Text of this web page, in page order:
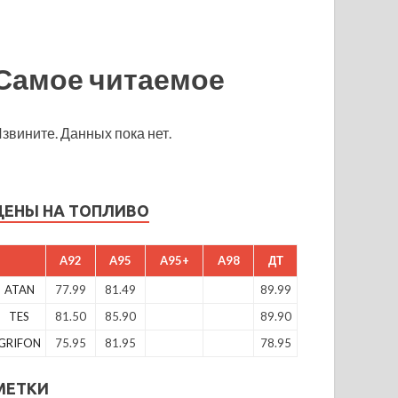
читаемое
Данных пока нет.
НА ТОПЛИВО
A92 A95 A95+ A98 ДТ
ATAN 77.99 81.49
89.99
TES
81.50 85.90
89.90
75.95 81.95 78.95